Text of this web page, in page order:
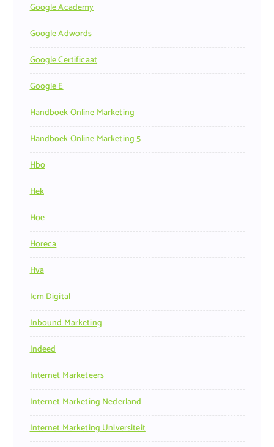
Google Academy
Google Adwords
Google Certificaat
Google E
Handboek Online Marketing
Handboek Online Marketing 5
Hbo
Hek
Hoe
Horeca
Hva
Icm Digital
Inbound Marketing
Indeed
Internet Marketeers
Internet Marketing Nederland
Internet Marketing Universiteit